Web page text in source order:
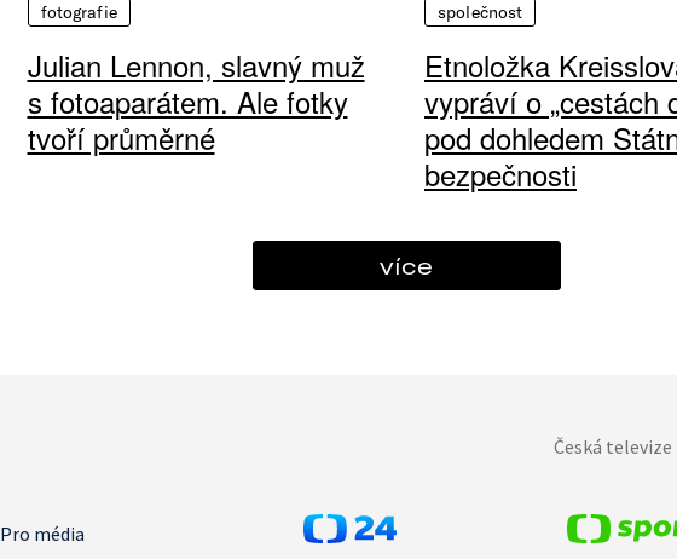
fotografie
Julian Lennon, slavný muž
s fotoaparátem. Ale fotky
tvoří průměrné
společnost
Etnoložka
vypráví o „cestách
pod dohledem
bezpečnosti
více
Česká
Pro média